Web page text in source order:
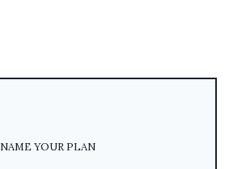
NAME YOUR PLAN